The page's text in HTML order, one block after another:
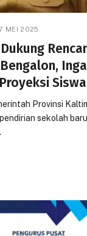
MEI 2025
Siswa
Provinsi
sekolah